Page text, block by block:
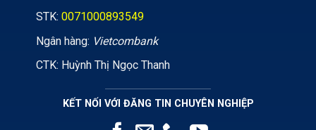
STK: 0071000893549
Ngân hàng: Vietcombank
CTK: Huỳnh Thị Ngọc Thanh
KẾT NỐI VỚI ĐĂNG TIN CHUYÊN NGHIỆP